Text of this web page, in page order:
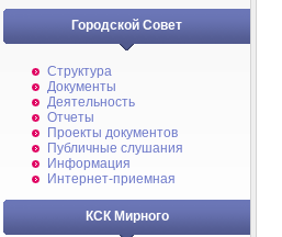
Городской Совет
Структура
Документы
Деятельность
Отчеты
Проекты документов
Публичные слушания
Информация
Интернет-приемная
КСК Мирного